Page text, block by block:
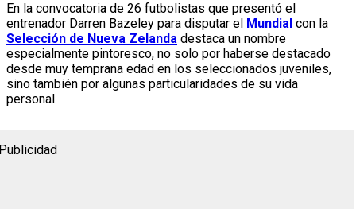
En la convocatoria de 26 futbolistas que presentó el
entrenador Darren Bazeley para disputar el Mundial con la
Selección de Nueva Zelanda destaca un nombre
especialmente pintoresco, no solo por haberse destacado
desde muy temprana edad en los seleccionados juveniles,
sino también por algunas particularidades de su vida
personal.